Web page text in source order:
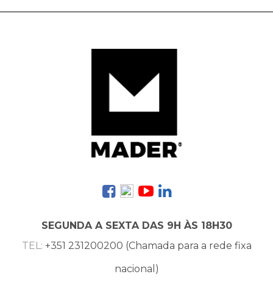
SEGUNDA A SEXTA DAS 9H ÀS 18H30
TEL: +351 231200200 (Chamada para a rede fixa
nacional)